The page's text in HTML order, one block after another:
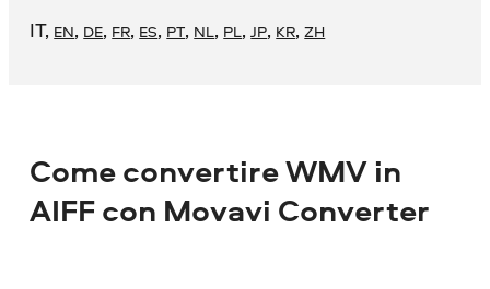
IT, EN, DE, FR, ES, PT, NL, PL,JP, KR,ZH
Come convertire WMV in
AIFF con Movavi Converter